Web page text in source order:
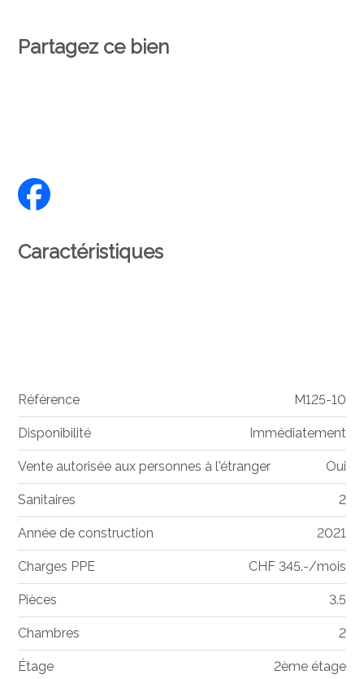
Partagez ce bien
Caractéristiques
Référence M125-10
Disponibilité Immédiatement
Vente autorisée aux personnes à l'étranger Oui
Sanitaires 2
Année de construction 2021
Charges PPE CHF 345.-/mois
Pièces 3.5
Chambres 2
Étage 2ème étage